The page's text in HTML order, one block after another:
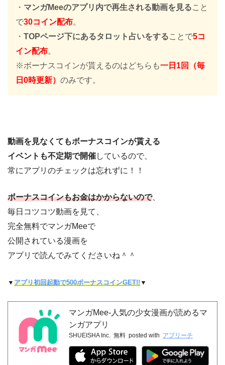
・ マンガMeeのアプリ内で再生される動画を見ること
で30コイン配布。
・ TOPページ下にあるタロット占いをすることで5コ
イン配布。
※ボーナスコインが貰えるのはどちらも一日1回（毎
日0時更新） のみです。
動画を見なくてもボーナスコインが貰える
イベントも不定期で開催しているので、
常にアプリのチェックは忘れずに！！
ボーナスコインもお金はかからないので、
毎日コツコツ動画を見て、
完全無料でマンガMeeで
公開されている漫画を
アプリで読んでみてくださいね＾＾
▼ アプリ初回起動で500ボーナスコインGET!!▼
マンガMee-人気の少女漫画が読めるマ
ンガアプリ
SHUEISHA Inc. 無料 posted with アプリーチ